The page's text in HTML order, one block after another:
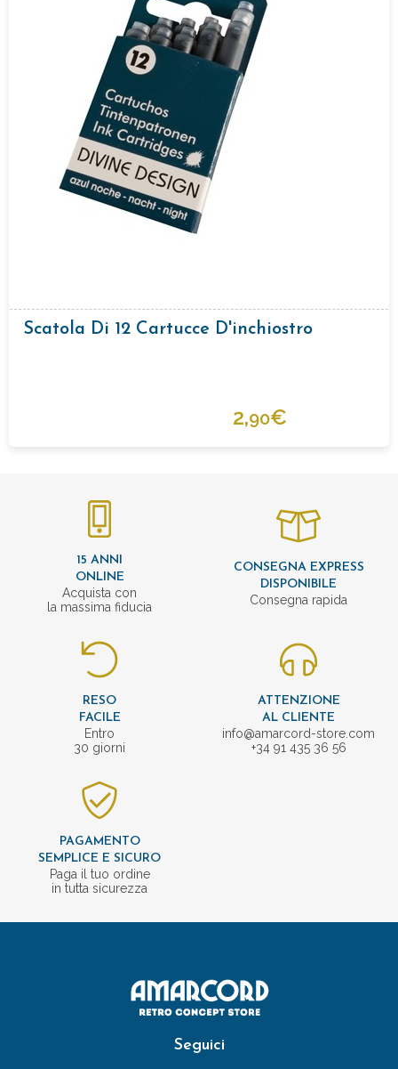
Scatola Di 12 Cartucce D'inchiostro
2,90€
15 ANNI
ONLINE
Acquista con
la massima fiducia
CONSEGNA EXPRESS
DISPONIBILE
Consegna rapida
RESO
FACILE
Entro
30 giorni
ATTENZIONE
AL CLIENTE
info@amarcord-store.com
+34 91 435 36 56
PAGAMENTO
SEMPLICE E SICURO
Paga il tuo ordine
in tutta sicurezza
Seguici